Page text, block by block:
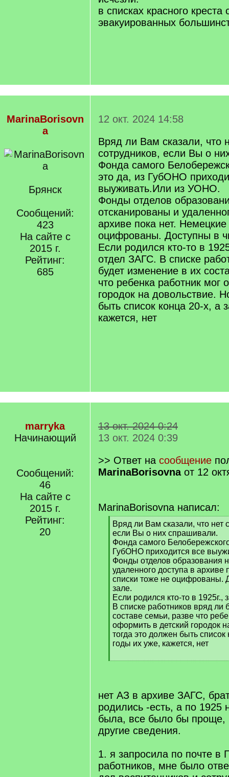
в списках красного креста
эвакуированных
MarinaBorisovn
a
Брянск
Сообщений:
423
На сайте с
2015 г.
Рейтинг:
685
12 окт. 2024 14:58
Вряд ли Вам сказали, что
сотрудников, если Вы о
Фонда самого
это да, из ГубОНО
выуживать.Или из УОНО.
Фонды отделов
отсканированы и
архиве пока нет.
оцифрованы. Доступны в
Если родился кто-то в
отдел ЗАГС. В списке
будет изменение в их
что ребенка работник мог
городок на довольствие.
быть список конца 20-х, а
кажется, нет
marryka
Начинающий
Сообщений:
46
На сайте с
2015 г.
Рейтинг:
20
13 окт. 2024 0:24
13 окт. 2024 0:39
>> Ответ на сообщение
MarinaBorisovnaот 12
MarinaBorisovna написал:
[
q
]
Вряд ли Вам сказали, что нет
если Вы о них спрашивали.
Фонда самого
ГубОНО приходится все
Фонды отделов образования
удаленного доступа в архиве
списки тоже не оцифрованы.
зале.
Если родился кто-то в 1925г.,
В списке работников вряд ли
составе семьи, разве что
оформить в детский городок
тогда это должен быть список
годы их уже, кажется, нет
[
нет АЗ в архиве ЗАГС,
родились -есть, а по 1925
была, все было бы проще,
другие сведения.
1. я запросила по почте в
работников, мне было